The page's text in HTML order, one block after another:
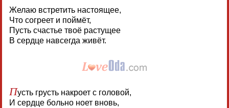
Желаю встретить настоящее,
Что согреет и поймёт,
Пусть счастье твоё растущее
В сердце навсегда живёт.
Пусть грусть накроет с головой,
И сердце больно ноет вновь,